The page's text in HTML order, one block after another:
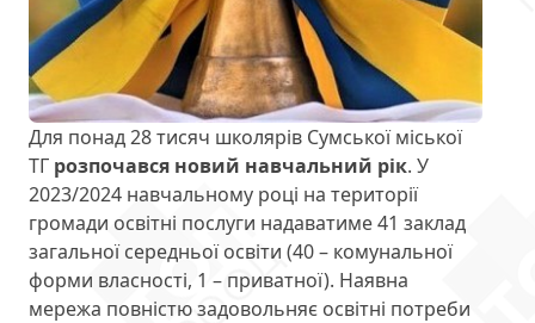
Для понад 28 тисяч школярів Сумської міської
ТГ розпочався новий навчальний рік. У
2023/2024 навчальному році на території
громади освітні послуги надаватиме 41 заклад
загальної середньої освіти (40 – комунальної
форми власності, 1 – приватної). Наявна
мережа повністю задовольняє освітні потреби